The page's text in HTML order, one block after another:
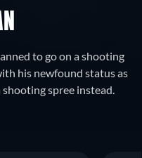
to go on a shooting
his newfound status as
spree instead.